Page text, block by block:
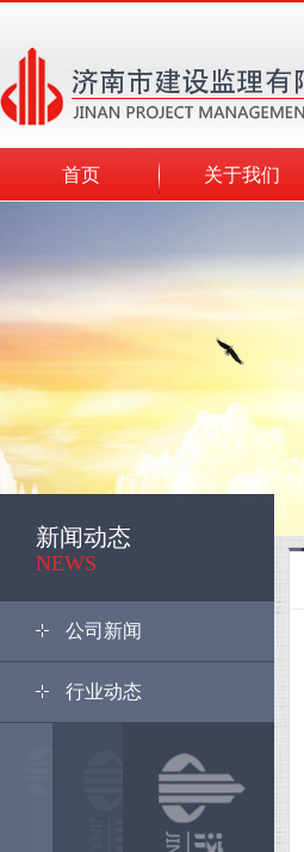
首页 关于我们
新闻动态
NEWS
公司新闻
行业动态